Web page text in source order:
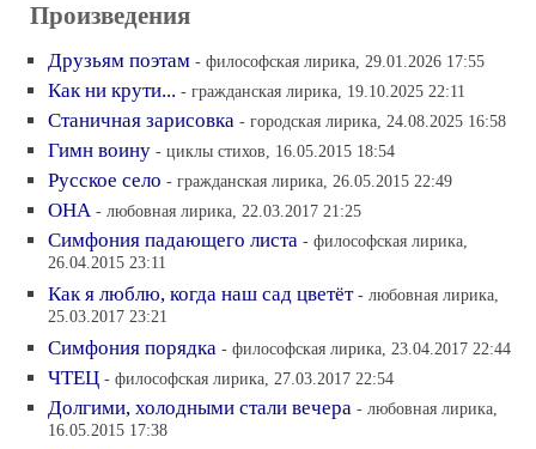
Произведения
Друзьям поэтам - философская лирика, 29.01.2026 17:55
Как ни крути... - гражданская лирика, 19.10.2025 22:11
Станичная зарисовка - городская лирика, 24.08.2025 16:58
Гимн воину - циклы стихов, 16.05.2015 18:54
Русское село - гражданская лирика, 26.05.2015 22:49
ОНА - любовная лирика, 22.03.2017 21:25
Симфония падающего листа - философская лирика,
26.04.2015 23:11
Как я люблю, когда наш сад цветёт - любовная лирика,
25.03.2017 23:21
Симфония порядка - философская лирика, 23.04.2017 22:44
ЧТЕЦ - философская лирика, 27.03.2017 22:54
Долгими, холодными стали вечера - любовная лирика,
16.05.2015 17:38